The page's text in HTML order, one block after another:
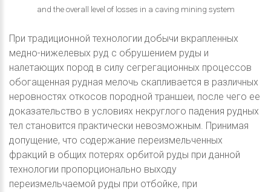
and the overall level of losses in a caving mining system
При традиционной технологии добычи вкрапленных
медно-нижелевых руд с обрушением руды и
налетающих пород в силу сегрегационных процессов
обогащенная рудная мелочь скапливается в различных
неровностях откосов породной траншеи, после чего ее
доказательство в условиях некруглого падения рудных
тел становится практически невозможным. Принимая
допущение, что содержание переизмельченных
фракций в общих потерях орбитой руды при данной
технологии пропорционально выходу
переизмельчаемой руды при отбойке, при